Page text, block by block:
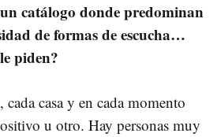
catálogo donde predominan
de formas de escucha…
piden?
casa y en cada momento
u otro. Hay personas muy